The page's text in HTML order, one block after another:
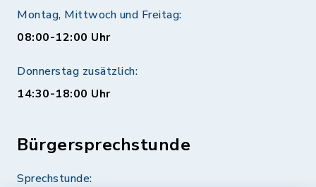
Montag, Mittwoch und Freitag:
08:00-12:00 Uhr
Donnerstag zusätzlich:
14:30-18:00 Uhr
Bürgersprechstunde
Sprechstunde: